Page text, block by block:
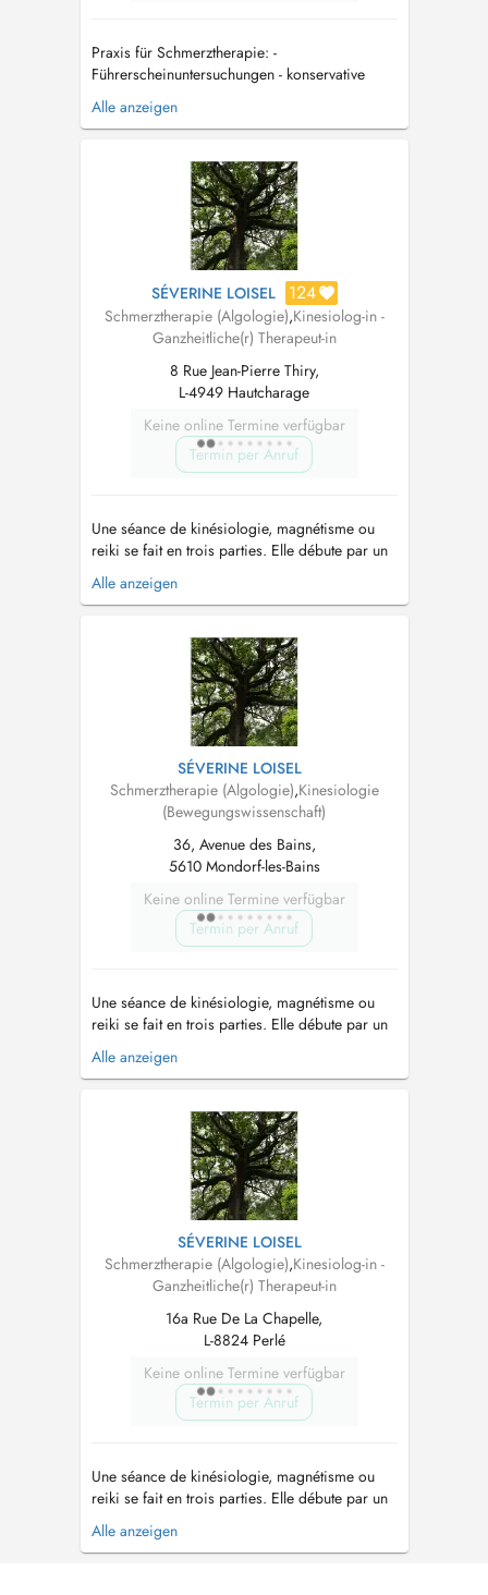
Praxis für Schmerztherapie: -
Führerscheinuntersuchungen - konservative
Schmerztherapie (medikamentöse
Schmerzeinstellung) - Vitamin C Hochdosis-
Erschöpfung, chronische Müdigkeit) -
Infusionsbehandlung bei chronischen
Schmerzen (Procain-Basen und Ketam...
Alle anzeigen
SÉVERINE LOISEL 124
Schmerztherapie (Algologie),Kinesiolog-in -
Ganzheitliche(r) Therapeut-in
8 Rue Jean-Pierre Thiry,
L-4949 Hautcharage
Keine online Termine verfügbar
Termin per Anruf
Une séance de kinésiologie, magnétisme ou
reiki se fait en trois parties. Elle débute par un
entretien. La personne peut ainsi exprimer ses
difficultés et ce qui motive la séance. Le travail
Et enfin, un point est fait pour constater
ensemble comment se ...
Alle anzeigen
SÉVERINE LOISEL
Schmerztherapie (Algologie),Kinesiologie
(Bewegungswissenschaft)
36, Avenue des Bains,
5610 Mondorf-les-Bains
Keine online Termine verfügbar
Termin per Anruf
Une séance de kinésiologie, magnétisme ou
reiki se fait en trois parties. Elle débute par un
entretien. La personne peut ainsi exprimer ses
difficultés et ce qui motive la séance. Le travail
Et enfin, un point est fait pour constater
ensemble comment se ...
Alle anzeigen
SÉVERINE LOISEL
Schmerztherapie (Algologie),Kinesiolog-in -
Ganzheitliche(r) Therapeut-in
16a Rue De La Chapelle,
L-8824 Perlé
Keine online Termine verfügbar
Termin per Anruf
Une séance de kinésiologie, magnétisme ou
reiki se fait en trois parties. Elle débute par un
entretien. La personne peut ainsi exprimer ses
difficultés et ce qui motive la séance. Le travail
Alle anzeigen